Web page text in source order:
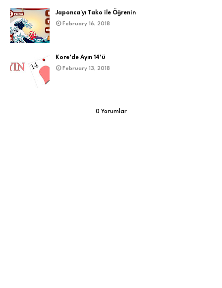
Japonca'yı Tako ile Öğrenin
February 16, 2018
Kore’de Ayın 14’ü
February 13, 2018
0 Yorumlar